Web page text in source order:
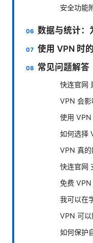
安全功能
数据与统计：
使用 VPN 时
常见问题解答
快连官网
VPN 会影
使用 VPN
如何选择
VPN 真的
快连官网
免费 VPN
我可以在
VPN 可以
如何保护